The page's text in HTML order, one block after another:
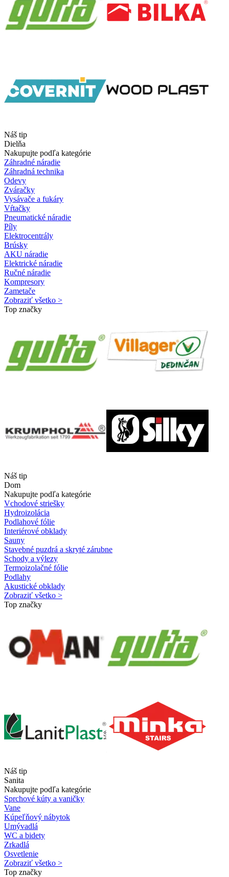
Náš tip
Dielňa
Nakupujte podľa kategórie
Záhradné náradie
Záhradná technika
Odevy
Zváračky
Vysávače a fukáry
Vŕtačky
Pneumatické náradie
Píly
Elektrocentrály
Brúsky
AKU náradie
Elektrické náradie
Ručné náradie
Kompresory
Zametače
Zobraziť všetko >
Top značky
Náš tip
Dom
Nakupujte podľa kategórie
Vchodové striešky
Hydroizolácia
Podlahové fólie
Interiérové obklady
Sauny
Stavebné puzdrá a skryté zárubne
Schody a výlezy
Termoizolačné fólie
Podlahy
Akustické obklady
Zobraziť všetko >
Top značky
Náš tip
Sanita
Nakupujte podľa kategórie
Sprchové kúty a vaničky
Vane
Kúpeľňový nábytok
Umývadlá
WC a bidety
Zrkadlá
Osvetlenie
Zobraziť všetko >
Top značky